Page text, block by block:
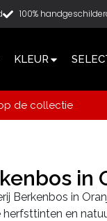
100%
KLEUR
de collectie
in
Berkenbos in
herfsttinten en